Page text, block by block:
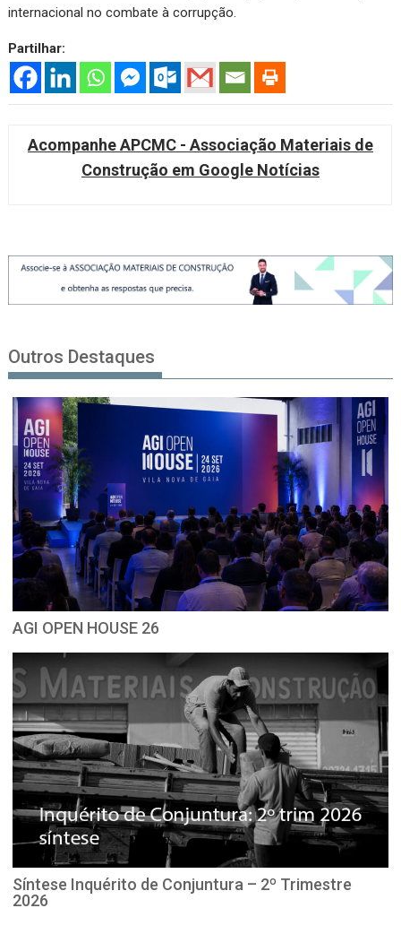
internacional no combate à corrupção.
Partilhar:
Acompanhe APCMC - Associação Materiais de
Construção em Google Notícias
Outros Destaques
AGI OPEN HOUSE 26
Síntese Inquérito de Conjuntura – 2º Trimestre
2026